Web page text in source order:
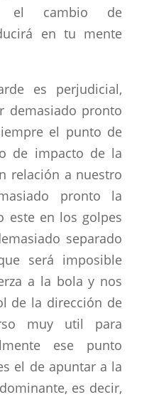
el cambio de
en tu mente
es perjudicial,
demasiado pronto
el punto de
de impacto de la
relación a nuestro
pronto la
este en los golpes
separado
será imposible
a la bola y nos
de la dirección de
muy util para
ese punto
el de apuntar a la
es decir,